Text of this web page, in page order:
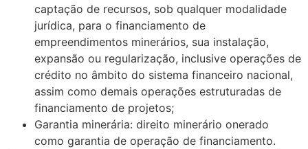
captação de recursos, sob qualquer modalidade
jurídica, para o financiamento de
empreendimentos minerários, sua instalação,
expansão ou regularização, inclusive operações de
crédito no âmbito do sistema financeiro nacional,
assim como demais operações estruturadas de
financiamento de projetos;
Garantia minerária: direito minerário onerado
como garantia de operação de financiamento.